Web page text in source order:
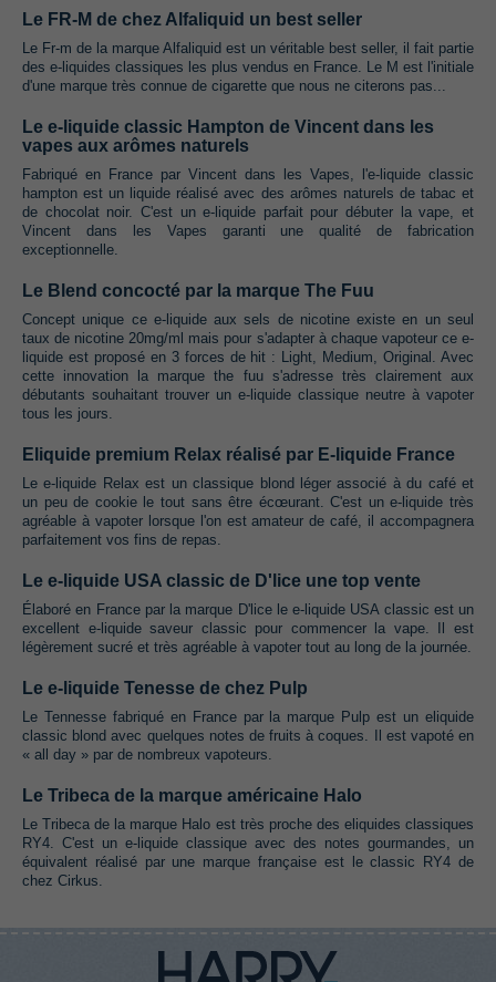
Le FR-M de chez Alfaliquid un best seller
Le Fr-m de la marque Alfaliquid est un véritable best seller, il fait partie
des e-liquides classiques les plus vendus en France. Le M est l'initiale
d'une marque très connue de cigarette que nous ne citerons pas...
Le e-liquide classic Hampton de Vincent dans les
vapes aux arômes naturels
Fabriqué en France par Vincent dans les Vapes, l'e-liquide classic
hampton est un liquide réalisé avec des arômes naturels de tabac et
de chocolat noir. C'est un e-liquide parfait pour débuter la vape, et
Vincent dans les Vapes garanti une qualité de fabrication
exceptionnelle.
Le Blend concocté par la marque The Fuu
Concept unique ce e-liquide aux sels de nicotine existe en un seul
taux de nicotine 20mg/ml mais pour s'adapter à chaque vapoteur ce e-
liquide est proposé en 3 forces de hit : Light, Medium, Original. Avec
cette innovation la marque the fuu s'adresse très clairement aux
débutants souhaitant trouver un e-liquide classique neutre à vapoter
tous les jours.
Eliquide premium Relax réalisé par E-liquide France
Le e-liquide Relax est un classique blond léger associé à du café et
un peu de cookie le tout sans être écœurant. C'est un e-liquide très
agréable à vapoter lorsque l'on est amateur de café, il accompagnera
parfaitement vos fins de repas.
Le e-liquide USA classic de D'lice une top vente
Élaboré en France par la marque D'lice le e-liquide USA classic est un
excellent e-liquide saveur classic pour commencer la vape. Il est
légèrement sucré et très agréable à vapoter tout au long de la journée.
Le e-liquide Tenesse de chez Pulp
Le Tennesse fabriqué en France par la marque Pulp est un eliquide
classic blond avec quelques notes de fruits à coques. Il est vapoté en
« all day » par de nombreux vapoteurs.
Le Tribeca de la marque américaine Halo
Le Tribeca de la marque Halo est très proche des eliquides classiques
RY4. C'est un e-liquide classique avec des notes gourmandes, un
équivalent réalisé par une marque française est le classic RY4 de
chez Cirkus.